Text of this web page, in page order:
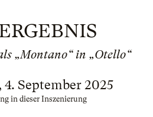
„Montano“ in „Otello“
September 2025
in dieser Inszenierung